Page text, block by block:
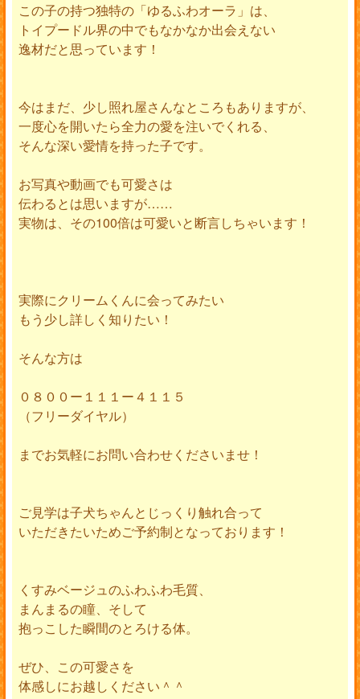
この子の持つ独特の「ゆるふわオーラ」は、
トイプードル界の中でもなかなか出会えない
逸材だと思っています！
今はまだ、少し照れ屋さんなところもありますが、
一度心を開いたら全力の愛を注いでくれる、
そんな深い愛情を持った子です。
お写真や動画でも可愛さは
伝わるとは思いますが……
実物は、その100倍は可愛いと断言しちゃいます！
実際にクリームくんに会ってみたい
もう少し詳しく知りたい！
そんな方は
０８００ー１１１ー４１１５
（フリーダイヤル）
までお気軽にお問い合わせくださいませ！
ご見学は子犬ちゃんとじっくり触れ合って
いただきたいためご予約制となっております！
くすみベージュのふわふわ毛質、
まんまるの瞳、そして
抱っこした瞬間のとろける体。
ぜひ、この可愛さを
体感しにお越しください＾＾